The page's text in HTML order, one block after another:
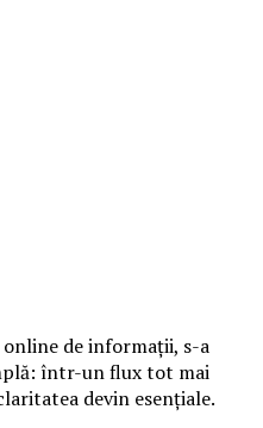
de informații, s-a
într-un flux tot mai
devin esențiale.